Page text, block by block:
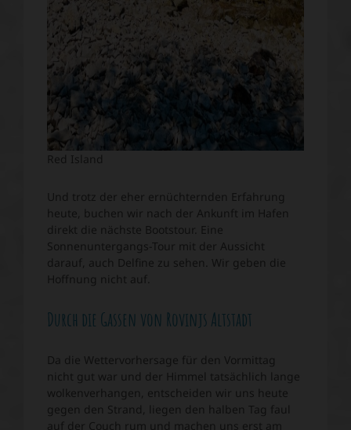
Red Island
Und trotz der eher ernüchternden Erfahrung
heute, buchen wir nach der Ankunft im Hafen
direkt die nächste Bootstour. Eine
Sonnenuntergangs-Tour mit der Aussicht
darauf, auch Delfine zu sehen. Wir geben die
Hoffnung nicht auf.
Durch die Gassen von Rovinjs Altstadt
Da die Wettervorhersage für den Vormittag
nicht gut war und der Himmel tatsächlich lange
wolkenverhangen, entscheiden wir uns heute
gegen den Strand, liegen den halben Tag faul
auf der Couch rum und machen uns erst am